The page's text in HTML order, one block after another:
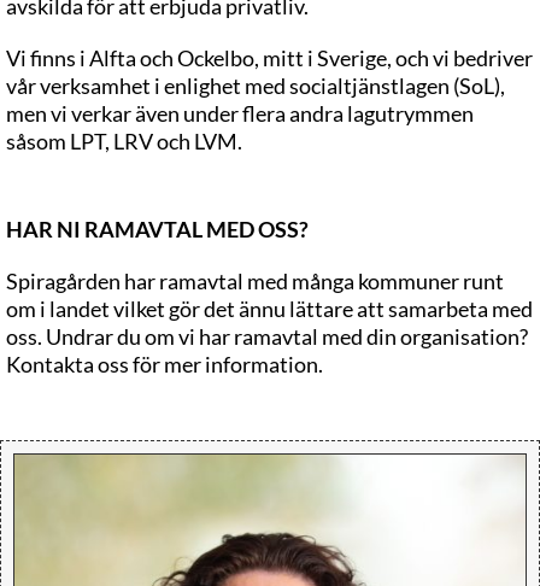
avskilda för att erbjuda privatliv.
Vi finns i Alfta och Ockelbo, mitt i Sverige, och vi bedriver
vår verksamhet i enlighet med socialtjänstlagen (SoL),
men vi verkar även under flera andra lagutrymmen
såsom LPT, LRV och LVM.
HAR NI RAMAVTAL MED OSS?
Spiragården har ramavtal med många kommuner runt
om i landet vilket gör det ännu lättare att samarbeta med
oss. Undrar du om vi har ramavtal med din organisation?
Kontakta oss för mer information.